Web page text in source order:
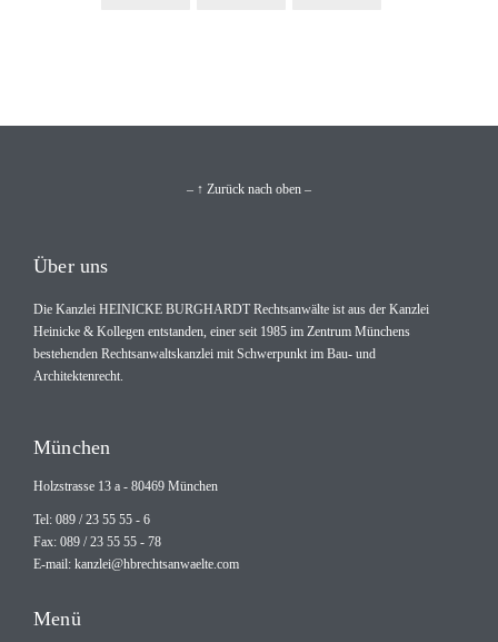
– ↑ Zurück nach oben –
Über uns
Die Kanzlei HEINICKE BURGHARDT Rechtsanwälte ist aus der Kanzlei
Heinicke & Kollegen entstanden, einer seit 1985 im Zentrum Münchens
bestehenden Rechtsanwaltskanzlei mit Schwerpunkt im Bau- und
Architektenrecht.
München
Holzstrasse 13 a - 80469 München
Tel: 089 / 23 55 55 - 6
Fax: 089 / 23 55 55 - 78
E-mail: kanzlei@hbrechtsanwaelte.com
Menü